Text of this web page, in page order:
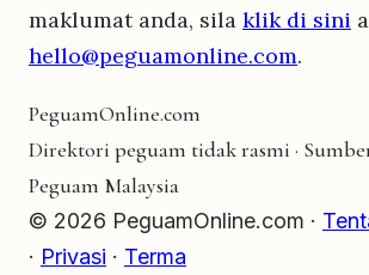
maklumat anda, sila klik di sini
hello@peguamonline.com.
PeguamOnline.com
Direktori peguam tidak rasmi ·
Peguam Malaysia
© 2026 PeguamOnline.com ·
· Privasi · Terma